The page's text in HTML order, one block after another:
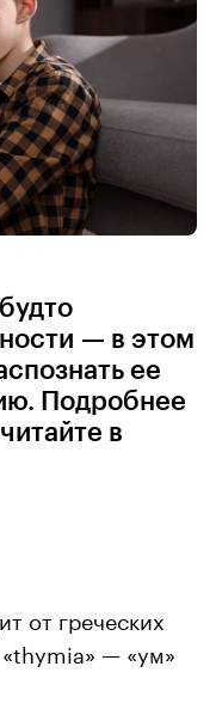
— в этом
ее
Подробнее
в
от греческих
— «ум»